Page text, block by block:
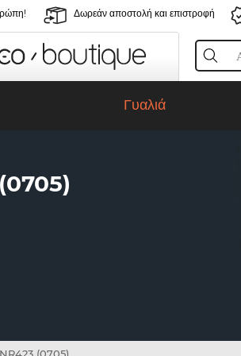
Δωρεάν αποστολή και επιστροφή
Γυαλιά